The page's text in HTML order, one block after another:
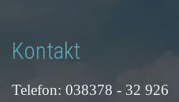
Kontakt
Telefon: 038378 - 32 926